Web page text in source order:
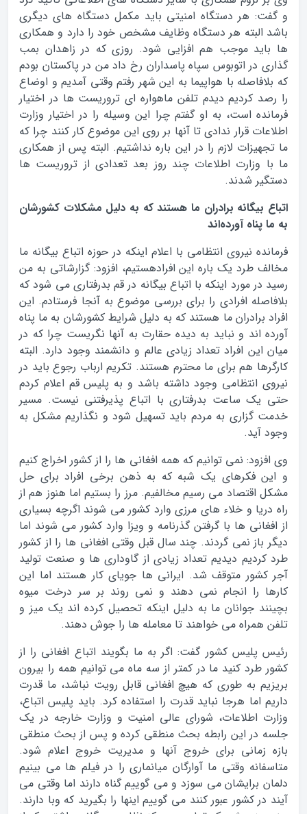
و گفت: هر دستگاه امنیتی باید مکمل دستگاه های دیگری
باشد البته هر دستگاه وظایف مشخص خود را دارد و همکاری
ها باید موجب هم افزایی شود. روزی که در زاهدان بمب
گذاری در اتوبوس سپاه پاسداران رخ داد من در پاکستان بودم
که بلافاصله با هواپیما به این شهر رفتم وقتی آمدیم و اوضاع
را رصد کردیم دیدم تلفن ماهواره ای تروریست ها در اختیار
فرمانده است، به او گفتم چرا این وسیله را در اختیار وزارت
اطلاعات قرار ندادی تا آنها بر روی این موضوع کار کنند چرا که
ما تجهیزات لازم را در این باره نداشتیم. البته پس از همکاری
ما با وزارت اطلاعات چند روز بعد تعدادی از تروریست ها
دستگیر شدند.
اتباع بيگانه برادران ما هستند که به دليل مشکلات کشورشان
به ما پناه آورده‌اند
فرمانده نیروی انتظامی با اعلام اینکه در حوزه اتباع بیگانه ما
مخالف طرد یک باره این افرادهستیم، افزود: گزارشاتی به من
رسید در مورد اینکه با اتباع بیگانه در قم بدرفتاری می شود که
بلافاصله افرادی را برای بررسی موضوع به آنجا فرستادم. این
افراد برادران ما هستند که به دلیل شرایط کشورشان به ما پناه
آورده اند و نباید به دیده حقارت به آنها نگریست چرا که در
میان این افراد تعداد زیادی عالم و دانشمند وجود دارد. البته
کارگرها هم برای ما محترم هستند. تکریم ارباب رجوع باید در
نیروی انتظامی وجود داشته باشد و به پلیس قم اعلام کردم
حتی یک ساعت بدرفتاری با اتباع پذیرفتنی نیست. مسیر
خدمت گزاری به مردم باید تسهیل شود و نگذاریم مشکل به
وجود آید.
وی افزود: نمی توانیم که همه افغانی ها را از کشور اخراج کنیم
و این فکرهای یک شبه که به ذهن برخی افراد برای حل
مشکل اقتصاد می رسیم مخالفیم. مرز را بستیم اما هنوز هم از
راه دریا و خلاء های مرزی وارد کشور می شوند اگرچه بسیاری
از افغانی ها با گرفتن گذرنامه و ویزا وارد کشور می شوند اما
دیگر باز نمی گردند. چند سال قبل وقتی افغانی ها را از کشور
طرد کردیم دیدیم تعداد زیادی از گاوداری ها و صنعت تولید
آجر کشور متوقف شد. ایرانی ها جویای کار هستند اما این
کارها را انجام نمی دهند و نمی روند بر سر درخت میوه
بچینند جوانان ما به دلیل اینکه تحصیل کرده اند یک میز و
تلفن همراه می خواهند تا معامله ها را جوش دهند.
رئیس پلیس کشور گفت: اگر به ما بگویند اتباع افغانی را از
کشور طرد کنید ما در کمتر از سه ماه می توانیم همه را بیرون
بریزیم به طوری که هیچ افغانی قابل رویت نباشد، ما قدرت
داریم اما هرجا نباید قدرت را استفاده کرد. باید پلیس اتباع،
وزارت اطلاعات، شورای عالی امنیت و وزارت خارجه در یک
جلسه در این رابطه بحث منطقی کرده و پس از بحث منطقی
بازه زمانی برای خروج آنها و مدیریت خروج اعلام شود.
متاسفانه وقتی ما آوارگان میانماری را در فیلم ها می بینیم
دلمان برایشان می سوزد و می گوییم گناه دارند اما وقتی می
آیند در کشور عبور کنند می گوییم اینها را بگیرید که وبا دارند.